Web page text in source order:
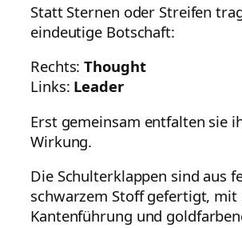
Statt Sternen oder Streifen
eindeutige Botschaft:
Rechts:Thought
Links: Leader
Erst gemeinsam entfalten sie
Wirkung.
Die Schulterklappen sind aus
schwarzem Stoff gefertigt, mit
Kantenführung und